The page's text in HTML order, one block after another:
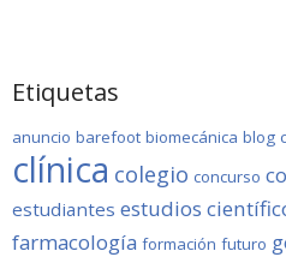
Etiquetas
anuncio barefoot biomecánica blog
clínica colegio concurso
estudiantes estudios
farmacología formación futuro